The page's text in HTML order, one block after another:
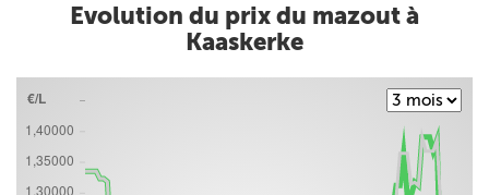
Evolution du prix du mazout à
Kaaskerke